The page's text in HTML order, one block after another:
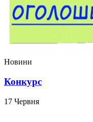
Новини
Конкурс
17 Червня